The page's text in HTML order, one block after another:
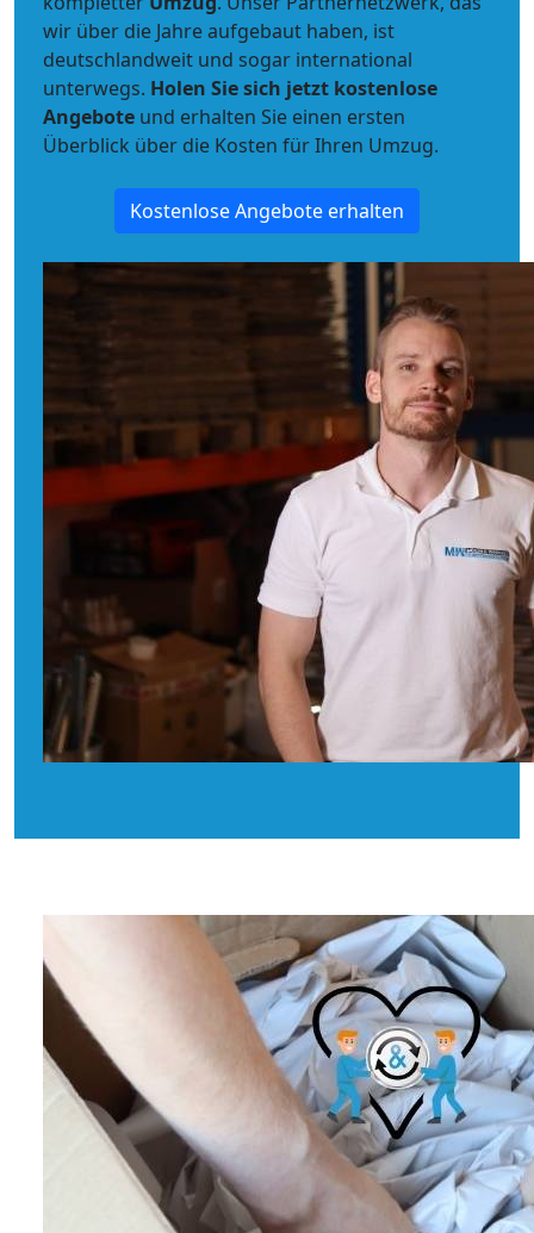
wir über die Jahre aufgebaut haben, ist
deutschlandweit und sogar international
unterwegs. Holen Sie sich jetzt kostenlose
Angebote und erhalten Sie einen ersten
Überblick über die Kosten für Ihren Umzug.
Kostenlose Angebote erhalten